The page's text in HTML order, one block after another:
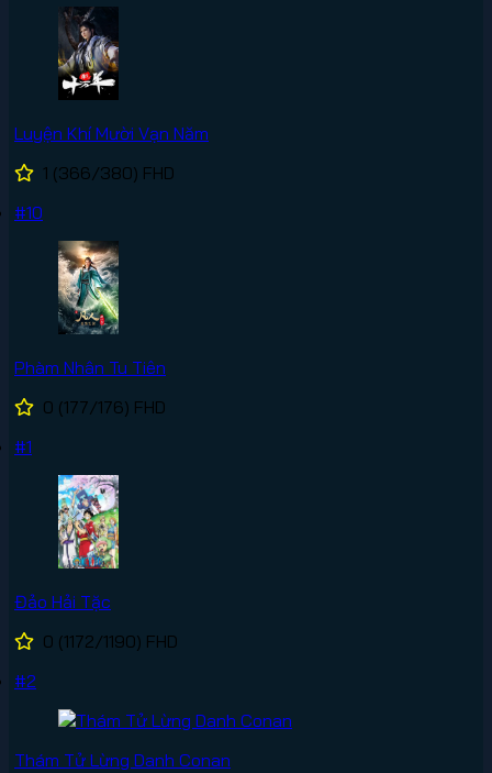
Luyện Khí Mười Vạn Năm
1 (366/380) FHD
#10
Phàm Nhân Tu Tiên
0 (177/176) FHD
#1
Đảo Hải Tặc
0 (1172/1190) FHD
#2
Thám Tử Lừng Danh Conan